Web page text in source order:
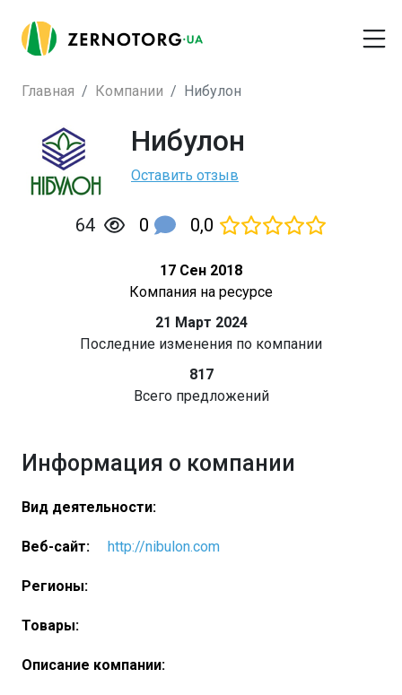
Главная Компании Нибулон
Нибулон
Оставить отзыв
64 0 0,0
17 Сен 2018
Компания на ресурсе
21 Март 2024
Последние изменения по компании
817
Всего предложений
Информация о компании
Вид деятельности:
Веб-сайт: http://nibulon.com
Регионы:
Товары:
Описание компании: